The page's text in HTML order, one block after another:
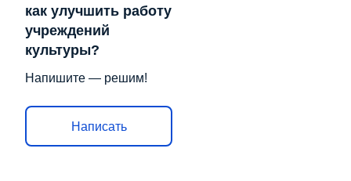
как улучшить работу
учреждений
культуры?
Напишите — решим!
Написать